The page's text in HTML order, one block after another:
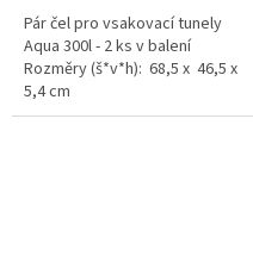
Pár čel pro vsakovací tunely
Aqua 300l - 2 ks v balení
Rozměry (š*v*h): 68,5 x 46,5 x
5,4 cm